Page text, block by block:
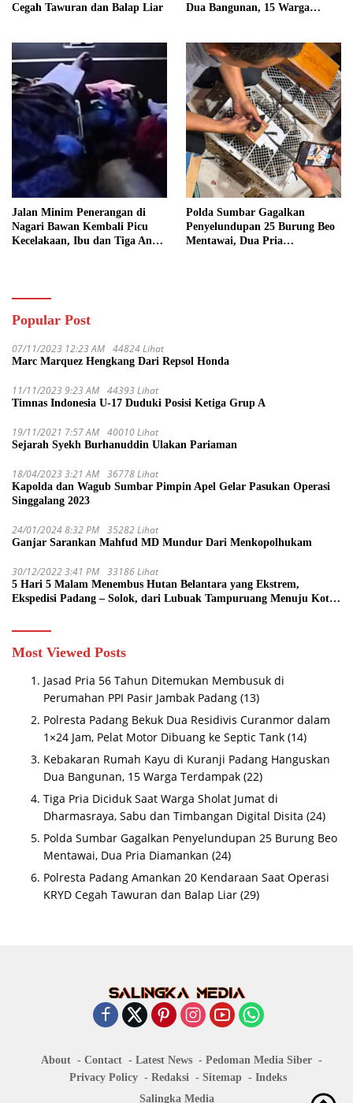
Cegah Tawuran dan Balap Liar
Dua Bangunan, 15 Warga
Jalan Minim Penerangan di
Nagari Bawan Kembali Picu
Kecelakaan, Ibu dan Tiga Anak
Polda Sumbar Gagalkan
Penyelundupan 25 Burung Beo
Mentawai, Dua Pria
Popular Post
07/11/2023 12:23 AM 44824 Lihat
Marc Marquez Hengkang Dari Repsol Honda
11/11/2023 9:23 AM 44393 Lihat
Timnas Indonesia U-17 Duduki Posisi Ketiga Grup A
19/11/2021 7:57 AM 40010 Lihat
Sejarah Syekh Burhanuddin Ulakan Pariaman
18/04/2023 3:21 AM 36778 Lihat
Kapolda dan Wagub Sumbar Pimpin Apel Gelar Pasukan Operasi
Singgalang 2023
24/01/2024 8:32 PM 35282 Lihat
Ganjar Sarankan Mahfud MD Mundur Dari Menkopolhukam
30/12/2022 3:41 PM 33186 Lihat
5 Hari 5 Malam Menembus Hutan Belantara yang Ekstrem,
Ekspedisi Padang – Solok, dari Lubuak Tampuruang Menuju Koto
Most Viewed Posts
Jasad Pria 56 Tahun Ditemukan Membusuk di
Perumahan PPI Pasir Jambak Padang (13)
Polresta Padang Bekuk Dua Residivis Curanmor dalam
1×24 Jam, Pelat Motor Dibuang ke Septic Tank (14)
Kebakaran Rumah Kayu di Kuranji Padang Hanguskan
Dua Bangunan, 15 Warga Terdampak (22)
Tiga Pria Diciduk Saat Warga Sholat Jumat di
Dharmasraya, Sabu dan Timbangan Digital Disita (24)
Polda Sumbar Gagalkan Penyelundupan 25 Burung Beo
Mentawai, Dua Pria Diamankan (24)
Polresta Padang Amankan 20 Kendaraan Saat Operasi
KRYD Cegah Tawuran dan Balap Liar (29)
About Contact Latest News
Pedoman Media Siber
Privacy Policy
Redaksi Sitemap
Indeks
Salingka Media